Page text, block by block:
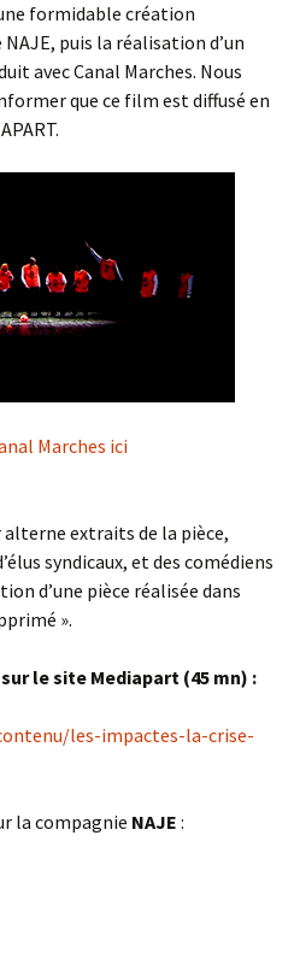
formidable création
puis la réalisation d’un
avec Canal Marches. Nous
que ce film est diffusé en
Marches ici
extraits de la pièce,
syndicaux, et des comédiens
d’une pièce réalisée dans
».
le site Mediapart (45 mn) :
les-impactes-la-crise-
la compagnie NAJE :